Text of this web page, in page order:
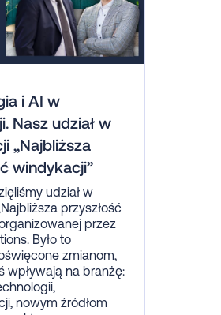
i AI w
Nasz udział w
„Najbliższa
windykacji”
udział w
przyszłość
przez
Było to
zmianom,
wpływają na branżę:
nowym źródłom